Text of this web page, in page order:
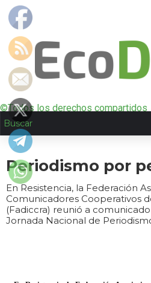
©Todos los derechos compartidos
Periodismo por
En Resistencia, la Federación
Comunicadores Cooperativos
(Fadiccra) reunió a
Jornada Nacional de